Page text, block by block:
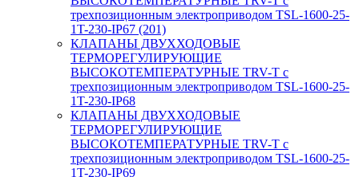
трехпозиционным электроприводом TSL-1600-25-
1T-230-IP67 (201)
КЛАПАНЫ ДВУХХОДОВЫЕ
ТЕРМОРЕГУЛИРУЮЩИЕ
ВЫСОКОТЕМПЕРАТУРНЫЕ TRV-T с
трехпозиционным электроприводом TSL-1600-25-
1T-230-IP68
КЛАПАНЫ ДВУХХОДОВЫЕ
ТЕРМОРЕГУЛИРУЮЩИЕ
ВЫСОКОТЕМПЕРАТУРНЫЕ TRV-T с
трехпозиционным электроприводом TSL-1600-25-
1T-230-IP69